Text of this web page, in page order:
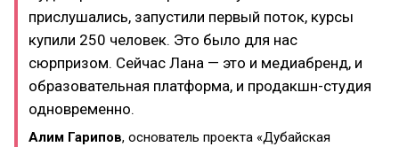
прислушались, запустили первый поток, курсы
купили 250 человек. Это было для нас
сюрпризом. Сейчас Лана — это и медиабренд, и
образовательная платформа, и продакшн-студия
одновременно.
Алим Гарипов, основатель проекта «Дубайская